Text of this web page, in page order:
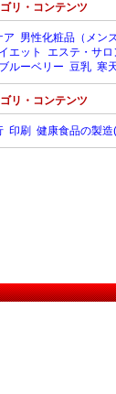
リ・コンテンツ
ア 男性化粧品（メン
エット エステ・サ
ブルーベリー 豆乳 寒
リ・コンテンツ
印刷 健康食品の製